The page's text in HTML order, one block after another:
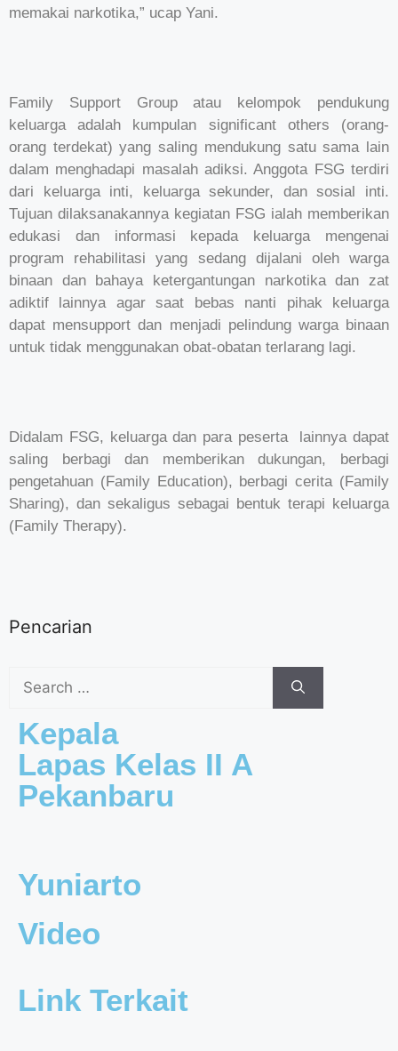
memakai narkotika,” ucap Yani.
Family Support Group atau kelompok pendukung
keluarga adalah kumpulan significant others (orang-
orang terdekat) yang saling mendukung satu sama lain
dalam menghadapi masalah adiksi. Anggota FSG terdiri
dari keluarga inti, keluarga sekunder, dan sosial inti.
Tujuan dilaksanakannya kegiatan FSG ialah memberikan
edukasi dan informasi kepada keluarga mengenai
program rehabilitasi yang sedang dijalani oleh warga
binaan dan bahaya ketergantungan narkotika dan zat
adiktif lainnya agar saat bebas nanti pihak keluarga
dapat mensupport dan menjadi pelindung warga binaan
untuk tidak menggunakan obat-obatan terlarang lagi.
Didalam FSG, keluarga dan para peserta lainnya dapat
saling berbagi dan memberikan dukungan, berbagi
pengetahuan (Family Education), berbagi cerita (Family
Sharing), dan sekaligus sebagai bentuk terapi keluarga
(Family Therapy).
Pencarian
Kepala
Lapas Kelas II A
Pekanbaru
Yuniarto
Video
Link Terkait